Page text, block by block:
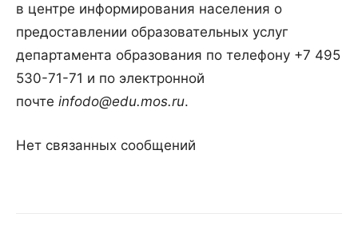
в центре информирования населения о
предоставлении образовательных услуг
департамента образования по телефону +7 495
530-71-71 и по электронной
почте infodo@edu.mos.ru.
Нет связанных сообщений